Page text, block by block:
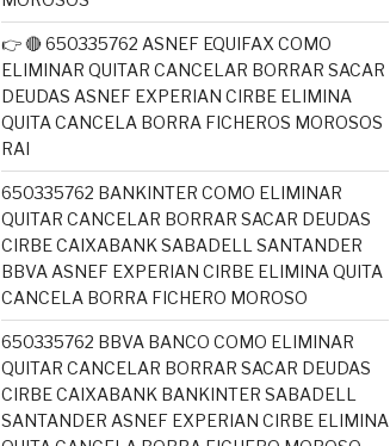
👉 🔴 650335762 ASNEF EQUIFAX COMO
ELIMINAR QUITAR CANCELAR BORRAR SACAR
DEUDAS ASNEF EXPERIAN CIRBE ELIMINA
QUITA CANCELA BORRA FICHEROS MOROSOS
RAI
650335762 BANKINTER COMO ELIMINAR
QUITAR CANCELAR BORRAR SACAR DEUDAS
CIRBE CAIXABANK SABADELL SANTANDER
BBVA ASNEF EXPERIAN CIRBE ELIMINA QUITA
CANCELA BORRA FICHERO MOROSO
650335762 BBVA BANCO COMO ELIMINAR
QUITAR CANCELAR BORRAR SACAR DEUDAS
CIRBE CAIXABANK BANKINTER SABADELL
SANTANDER ASNEF EXPERIAN CIRBE ELIMINA